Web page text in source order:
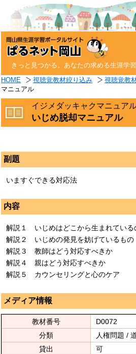
きっと見つかる。あなたの求める生涯学
HOME 視聴覚教材絞り込み 視聴覚教
マニュアル
イジメダッキャクマニュア
いじめ脱却マニュアル
副題
いますぐできる対応法
内容
解説１ いじめはどこから生まれている
解説２ いじめの発見を妨げているもの
解説３ 教師はどう対応すべきか
解説４ 親はどう対応すべきか
解説５ カウンセリングと心のケア
メディア情報
教材番号
D0072
分類
人権問題 /
貸出
可